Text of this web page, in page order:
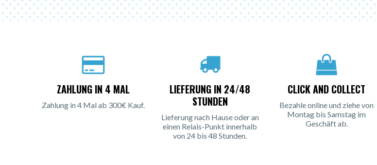
ZAHLUNG IN 4 MAL
Zahlung in 4 Mal ab 300€ Kauf.
LIEFERUNG IN 24/48
STUNDEN
Lieferung nach Hause oder an
einen Relais-Punkt innerhalb
von 24 bis 48 Stunden.
CLICK AND COLLECT
Bezahle online und ziehe von
Montag bis Samstag im
Geschäft ab.